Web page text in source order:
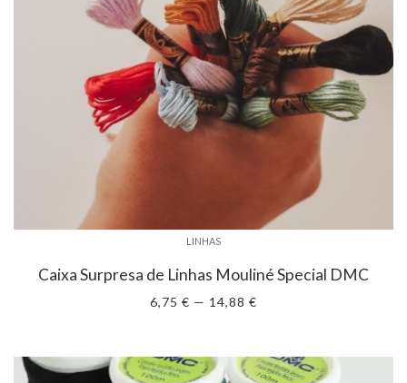
LINHAS
Caixa Surpresa de Linhas Mouliné Special DMC
6,75 € — 14,88 €